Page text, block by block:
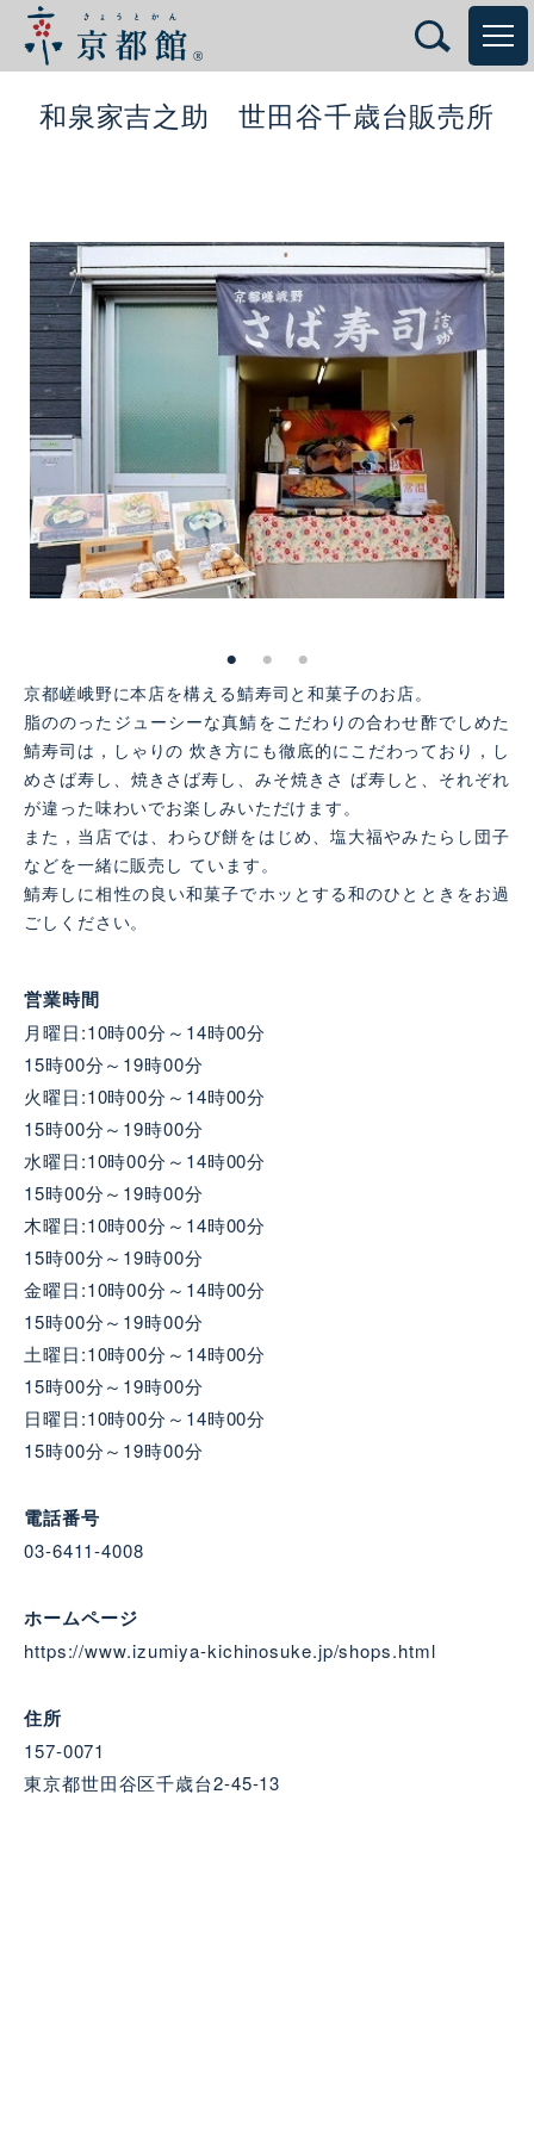
和泉家吉之助 世田谷千歳台販売所
京都嵯峨野に本店を構える鯖寿司と和菓子のお店。
脂ののったジューシーな真鯖をこだわりの合わせ酢でしめた
鯖寿司は，しゃりの 炊き方にも徹底的にこだわっており，し
めさば寿し、焼きさば寿し、みそ焼きさ ば寿しと、それぞれ
が違った味わいでお楽しみいただけます。
また，当店では、わらび餅をはじめ、塩大福やみたらし団子
などを一緒に販売し ています。
鯖寿しに相性の良い和菓子でホッとする和のひとときをお過
ごしください。
営業時間
月曜日:10時00分～14時00分
15時00分～19時00分
火曜日:10時00分～14時00分
15時00分～19時00分
水曜日:10時00分～14時00分
15時00分～19時00分
木曜日:10時00分～14時00分
15時00分～19時00分
金曜日:10時00分～14時00分
15時00分～19時00分
土曜日:10時00分～14時00分
15時00分～19時00分
日曜日:10時00分～14時00分
15時00分～19時00分
電話番号
03-6411-4008
ホームページ
https://www.izumiya-kichinosuke.jp/shops.html
住所
157-0071
東京都世田谷区千歳台2-45-13